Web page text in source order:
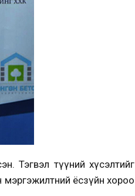
Тэгвэл түүний хүсэлтийг
ёсзүйн хороо